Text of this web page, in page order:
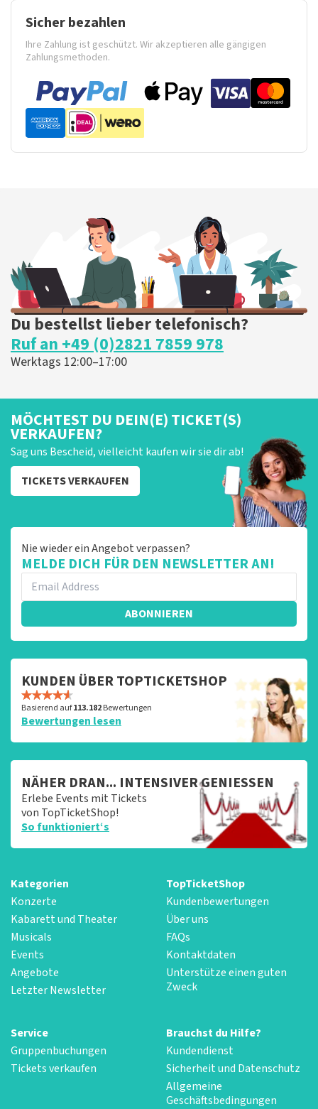
Sicher bezahlen
Ihre Zahlung ist geschützt. Wir akzeptieren alle gängigen
Zahlungsmethoden.
Du bestellst lieber telefonisch?
Ruf an +49 (0)2821 7859 978
Werktags 12:00–17:00
MÖCHTEST DU DEIN(E) TICKET(S)
VERKAUFEN?
Sag uns Bescheid, vielleicht kaufen wir sie dir ab!
TICKETS VERKAUFEN
Nie wieder ein Angebot verpassen?
MELDE DICH FÜR DEN NEWSLETTER AN!
ABONNIEREN
KUNDEN ÜBER TOPTICKETSHOP
Basierend auf113.182Bewertungen
Bewertungen lesen
NÄHER DRAN... INTENSIVER GENIESSEN
Erlebe Events mit Tickets
von TopTicketShop!
So funktioniert‘s
Kategorien
Konzerte
Kabarett und Theater
Musicals
Events
Angebote
Letzter Newsletter
TopTicketShop
Kundenbewertungen
Über uns
FAQs
Kontaktdaten
Unterstütze einen guten
Zweck
Service
Gruppenbuchungen
Tickets verkaufen
Brauchst du Hilfe?
Kundendienst
Sicherheit und Datenschutz
Allgemeine
Geschäftsbedingungen